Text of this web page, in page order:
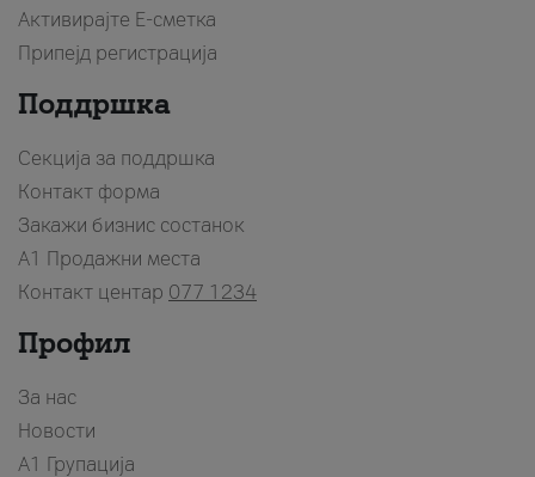
Активирајте Е-сметка
Припејд регистрација
Поддршка
Секција за поддршка
Контакт форма
Закажи бизнис состанок
A1 Продажни места
Контакт центар 077 1234
Профил
За нас
Новости
А1 Групација